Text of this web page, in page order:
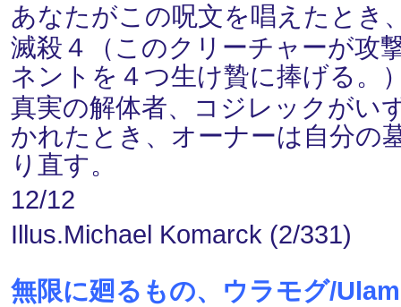
あなたがこの呪文を唱えたとき
滅殺４（このクリーチャーが攻
ネントを４つ生け贄に捧げる。
真実の解体者、コジレックがい
かれたとき、オーナーは自分の
り直す。
12/12
Illus.Michael Komarck (2/331)
無限に廻るもの、ウラモグ/